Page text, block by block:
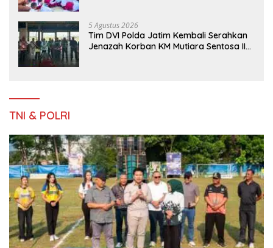
5 Agustus 2026
Tim DVI Polda Jatim Kembali Serahkan
Jenazah Korban KM Mutiara Sentosa II
TNI & POLRI